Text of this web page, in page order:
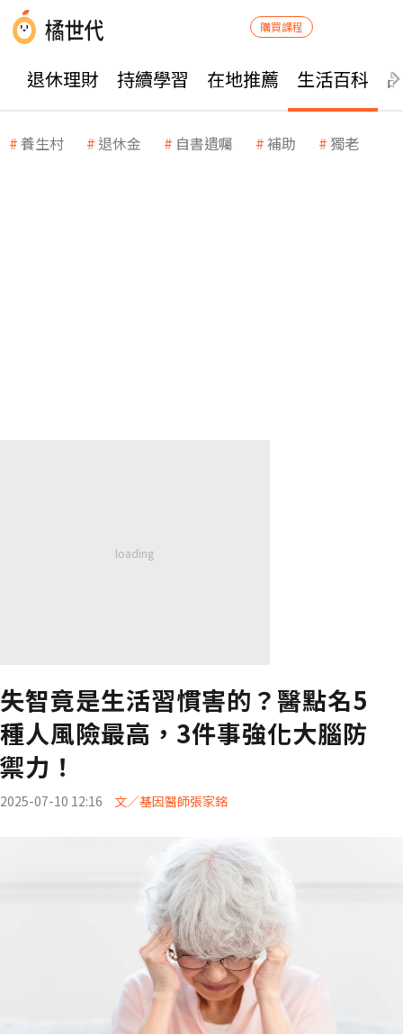
購買課程
退休理財 持續學習 在地推薦 生活百科
養生村 退休金 自書遺囑 補助 獨老
失智竟是生活習慣害的？醫點名5
種人風險最高，3件事強化大腦防
禦力！
2025-07-10 12:16 文／基因醫師張家銘